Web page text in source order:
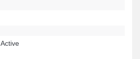
Active